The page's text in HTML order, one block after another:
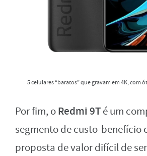
5 celulares “baratos” que gravam em 4K, com
Por fim, oRedmi 9Té um
segmento de custo-benefício
proposta de valor difícil de